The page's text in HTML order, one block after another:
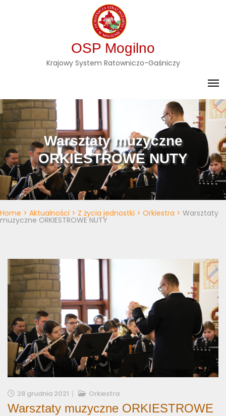
OSP Mogilno
Krajowy System Ratowniczo-Gaśniczy
Warsztaty muzyczne
ORKIESTROWE NUTY
Home > Aktualności > Z życia jednostki > Orkiestra > Warsztaty
muzyczne ORKIESTROWE NUTY
28 grudnia 2021 Orkiestra
Warsztaty muzyczne ORKIESTROWE